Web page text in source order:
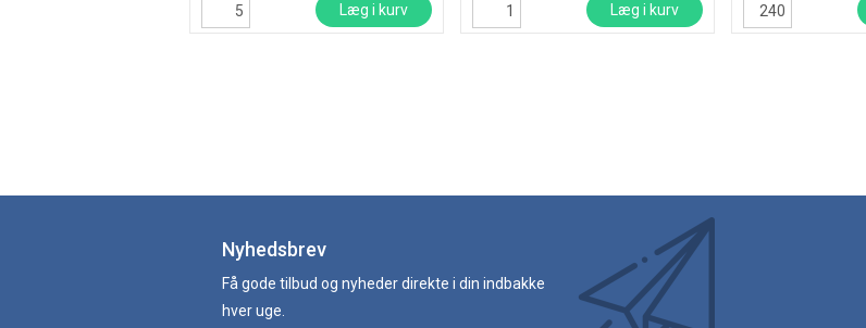
Læg i kurv Læg i kurv
Nyhedsbrev
Få gode tilbud og nyheder direkte i din indbakke
hver uge.